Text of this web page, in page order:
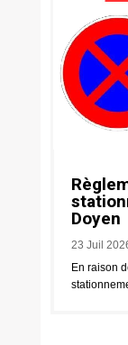
Doyen
23 Juil
En raison